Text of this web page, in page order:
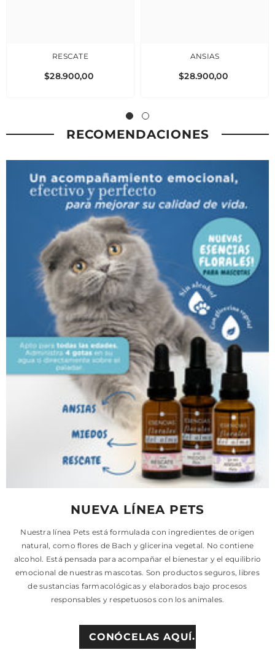
RESCATE
$28.900,00
ANSIAS
$28.900,00
RECOMENDACIONES
NUEVA LÍNEA PETS
Nuestra línea Pets está formulada con ingredientes de origen
natural, como flores de Bach y glicerina vegetal. No contiene
alcohol. Está pensada para acompañar el bienestar y el equilibrio
emocional de nuestras mascotas. Son productos seguros, libres
de sustancias farmacológicas y elaborados bajo procesos
responsables y respetuosos con los animales.
CONÓCELAS AQUÍ